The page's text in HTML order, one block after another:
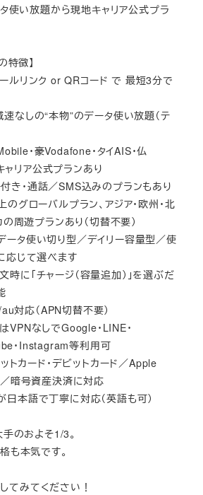
使い放題から現地キャリア公式プラ
特徴】
ールリンク or QRコード で 最短3分で
なしの“本物”のデータ使い放題（テ
・豪Vodafone・タイAIS・仏
リア公式プランあり
き・通話／SMS込みのプランもあり
グローバルプラン、アジア・欧州・北
の周遊プランあり（切替不要）
ータ使い切り型／デイリー容量型／使
応じて選べます
に「チャージ（容量追加）」を選ぶだ
対応（APN切替不要）
VPNなしでGoogle・LINE・
・Instagram等利用可
トカード・デビットカード／Apple
暗号資産決済に対応
日本語で丁寧に対応（英語も可）
のおよそ1/3。
も本気です。
てみてください！